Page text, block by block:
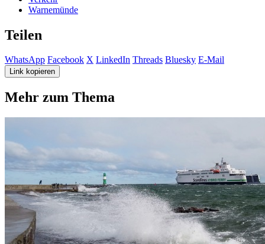
Warnemünde
Teilen
WhatsApp Facebook X LinkedIn Threads Bluesky E-Mail
Link kopieren
Mehr zum Thema